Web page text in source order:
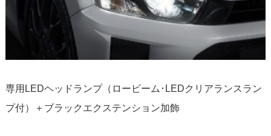
専用LEDヘッドランプ（ロービーム･LEDクリアランスラン
プ付）＋ブラックエクステンション加飾